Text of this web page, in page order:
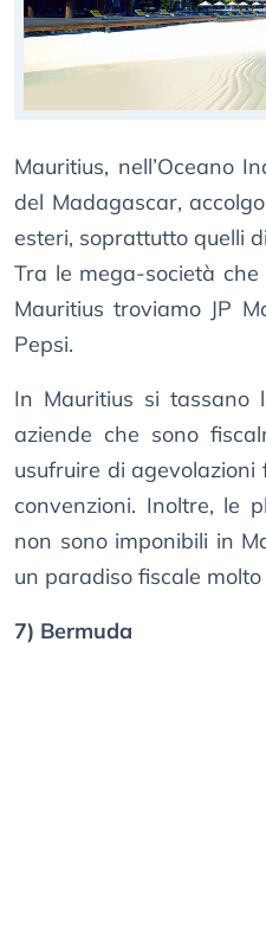
Mauritius, nell’Oceano
del Madagascar,
esteri, soprattutto quelli
Tra le mega-società
Mauritius troviamo JP
Pepsi.
In Mauritius si tassano
aziende che sono
usufruire di agevolazioni
convenzioni. Inoltre, le
non sono imponibili in
un paradiso fiscale
7) Bermuda